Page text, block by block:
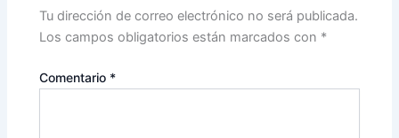
Tu dirección de correo electrónico no será publicada.
Los campos obligatorios están marcados con *
Comentario *